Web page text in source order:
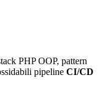
PHP OOP, pattern
pipeline CI/CD